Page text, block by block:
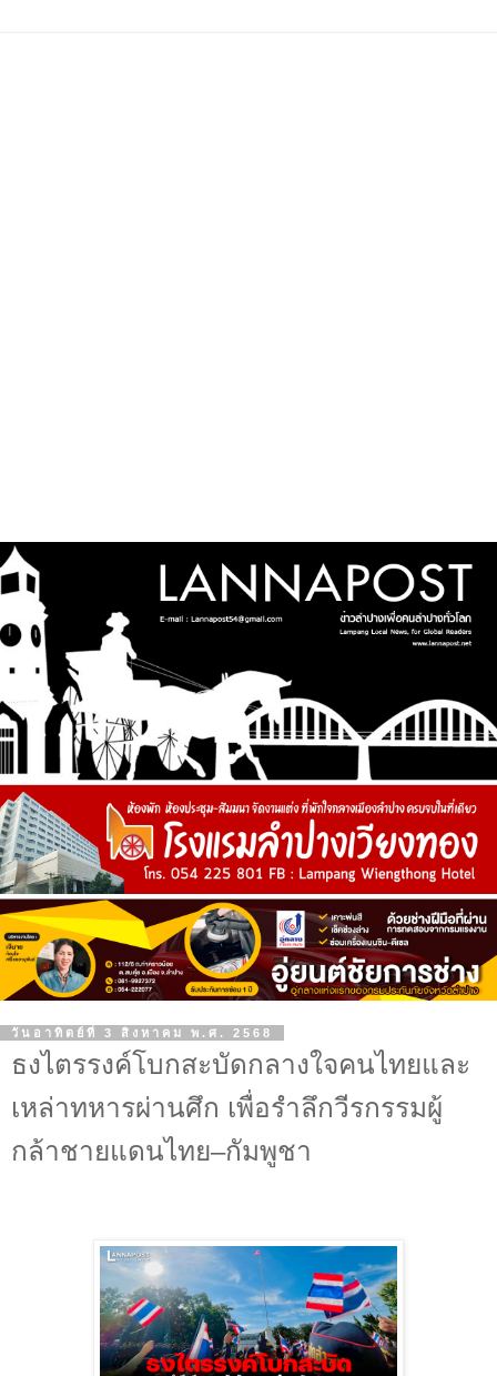
วันอาทิตย์ที่ 3 สิงหาคม พ.ศ. 2568
ธงไตรรงค์โบกสะบัดกลางใจคนไทยและ
เหล่าทหารผ่านศึก เพื่อรำลึกวีรกรรมผู้
กล้าชายแดนไทย–กัมพูชา